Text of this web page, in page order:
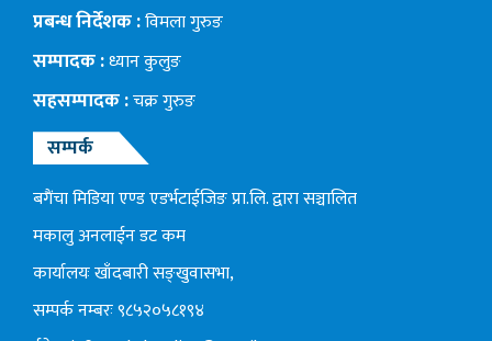
प्रबन्ध निर्देशक :विमला गुरुङ
सम्पादक :ध्यान कुलुङ
सहसम्पादक :चक्र गुरुङ
सम्पर्क
बगैंचा मिडिया एण्ड एडर्भटाईजिङ प्रा.लि. द्वारा सञ्चालित
मकालु अनलाईन डट कम
कार्यालयः खाँदबारी सङ्खुवासभा,
सम्पर्क नम्बरः ९८५२०५८१९४